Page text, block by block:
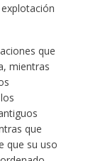
que
mientras
que
que su uso